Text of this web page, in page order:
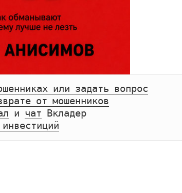
или задать вопрос
от мошенников
и чат
Вкладер